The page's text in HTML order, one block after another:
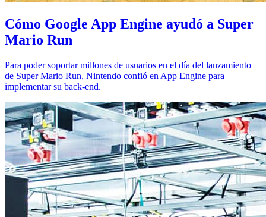
Cómo Google App Engine ayudó a Super
Mario Run
Para poder soportar millones de usuarios en el día del lanzamiento
de Super Mario Run, Nintendo confió en App Engine para
implementar su back-end.